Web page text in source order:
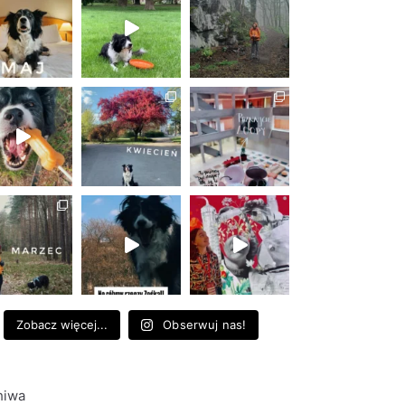
Zobacz więcej... Obserwuj nas!